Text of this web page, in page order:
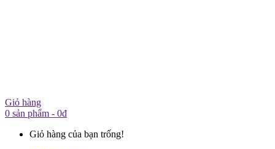
Giỏ hàng
0 sản phẩm - 0đ
Giỏ hàng của bạn trống!